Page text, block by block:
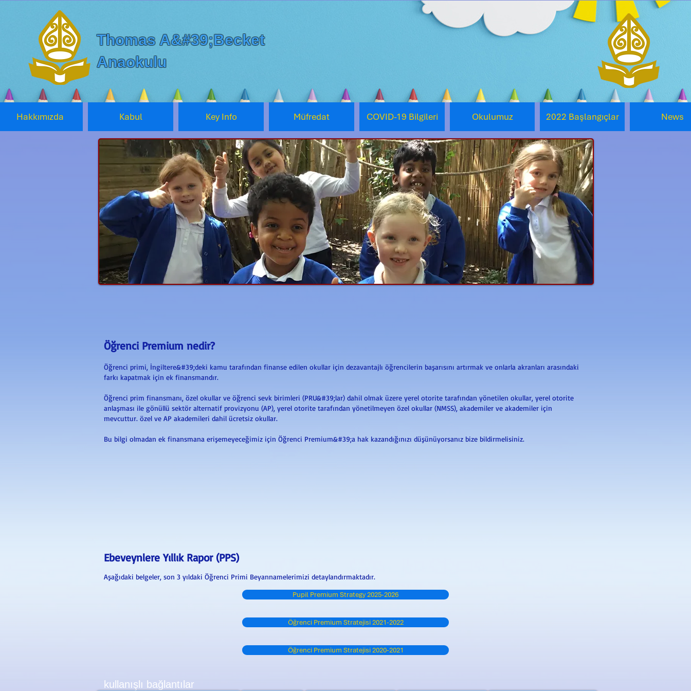
Thomas A&#39;Becket
Anaokulu
Hakkımızda Kabul Key Info Müfredat COVID-19 Bilgileri Okulumuz 2022 Başlangıçlar News
Öğrenci Premium nedir?
Öğrenci primi, İngiltere&#39;deki kamu tarafından finanse edilen okullar için dezavantajlı öğrencilerin başarısını artırmak ve onlarla akranları arasındaki
farkı kapatmak için ek finansmandır.
Öğrenci prim finansmanı, özel okullar ve öğrenci sevk birimleri (PRU&#39;lar) dahil olmak üzere yerel otorite tarafından yönetilen okullar, yerel otorite
anlaşması ile gönüllü sektör alternatif provizyonu (AP), yerel otorite tarafından yönetilmeyen özel okullar (NMSS), akademiler ve akademiler için
mevcuttur. özel ve AP akademileri dahil ücretsiz okullar.
Bu bilgi olmadan ek finansmana erişemeyeceğimiz için Öğrenci Premium&#39;a hak kazandığınızı düşünüyorsanız bize bildirmelisiniz.
Ebeveynlere Yıllık Rapor (PPS)
Aşağıdaki belgeler, son 3 yıldaki Öğrenci Primi Beyannamelerimizi detaylandırmaktadır.
Pupil Premium Strategy 2025-2026
Öğrenci Premium Stratejisi 2021-2022
Öğrenci Premium Stratejisi 2020-2021
kullanışlı bağlantılar